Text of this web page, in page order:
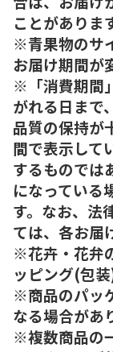
ことがありま
※青果物のサ
お届け期間が
※「消費期間
がれる日まで
品質の保持が
間で表示して
するものでは
になっている
す。なお、法
ては、各お届
※花卉・花弁
ッピング(包
※商品のパッ
なる場合があ
※複数商品の